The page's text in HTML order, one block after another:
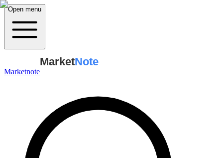
Open menu
Marketnote
MarketNote